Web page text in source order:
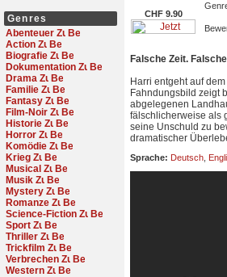
Genres
Abenteuer
Action
Biografie
Dokumentation
Drama
Familie
Fantasy
Film-Noir
Historie
Horror
Komödie
Krieg
Musical
Musik
Mystery
Romanze
Science-Fiction
Sport
Thriller
Trickfilm
Verbrechen
Western
CHF 9.90
Falsche Zeit.
Harri entgeht auf
Fahndungsbild zeigt
abgelegenen
fälschlicherweise als
seine Unschuld zu
dramatischer
Sprache: Deutsch